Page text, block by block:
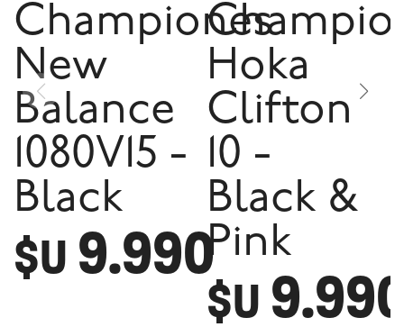
Championes
New
Balance
1080V15 -
Black
$U 9.990
Hoka
Clifton
10 -
Black &
Pink
$U